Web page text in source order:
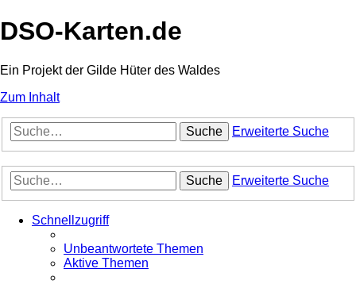
DSO-Karten.de
Ein Projekt der Gilde Hüter des Waldes
Zum Inhalt
Suche Erweiterte Suche
Suche Erweiterte Suche
Schnellzugriff
Unbeantwortete Themen
Aktive Themen